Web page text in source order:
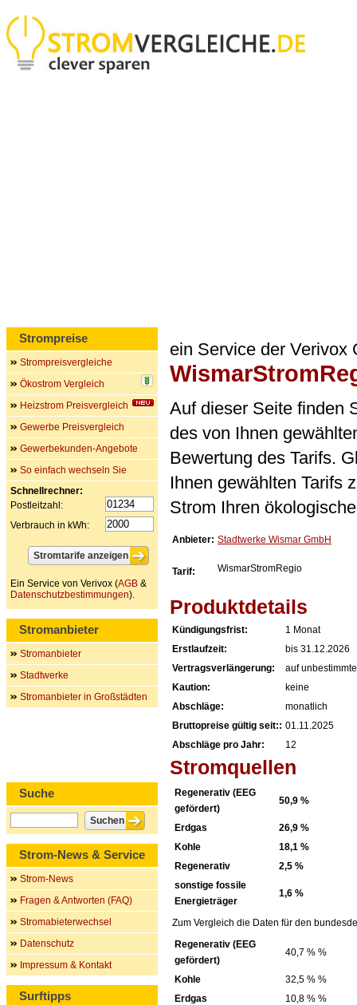
ein Service der Verivox
Auf dieser Seite finden
des von Ihnen
Bewertung des Tarifs.
Ihnen gewählten Tarifs
Strom Ihren
Anbieter: Stadtwerke Wismar GmbH
Tarif: WismarStromRegio
Produktdetails
Kündigungsfrist:
1 Monat
Erstlaufzeit:
bis 31.12.2026
Vertragsverlängerung:
auf
Kaution:
keine
Abschläge:
monatlich
Bruttopreise gültig seit:: 01.11.2025
Abschläge pro Jahr:
12
Stromquellen
Regenerativ (EEG
gefördert)
50,9 %
Erdgas
26,9 %
Kohle
18,1 %
Regenerativ
2,5 %
sonstige fossile
Energieträger
1,6 %
Zum Vergleich die Daten für den
Regenerativ (EEG
gefördert)
40,7 % %
Kohle
32,5 % %
Erdgas
10,8 % %
Strompreise
Strompreisvergleiche
Ökostrom Vergleich
Heizstrom Preisvergleich
Gewerbe Preisvergleich
Gewerbekunden-Angebote
So einfach wechseln Sie
Schnellrechner:
Postleitzahl:
Verbrauch in kWh:
Ein Service von Verivox (AGB &
Datenschutzbestimmungen).
Stromanbieter
Stromanbieter
Stadtwerke
Stromanbieter in Großstädten
Suche
Strom-News & Service
Strom-News
Fragen & Antworten (FAQ)
Stromabieterwechsel
Datenschutz
Impressum & Kontakt
Surftipps